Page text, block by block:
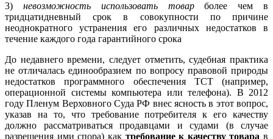
3) невозможность использовать товарболее чем в
тридцатидневный срок в совокупности по причине
неоднократного устранения его различных недостатков в
течение каждого года гарантийного срока
До недавнего времени, следует отметить, судебная практика
не отличалась единообразием по вопросу правовой природы
недостатков программного обеспечения ТСТ (например,
операционной системы компьютера или телефона). В 2012
году Пленум Верховного Суда РФ внес ясность в этот вопрос,
указав на то, что требование потребителя к его качеству
должно рассматриваться продавцами и судами (в случае
разрешения ими спора) как требование к качеству товара в